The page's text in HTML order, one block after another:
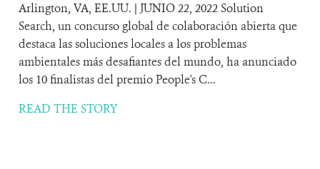
Arlington, VA, EE.UU. | JUNIO 22, 2022 Solution
Search, un concurso global de colaboración abierta que
destaca las soluciones locales a los problemas
ambientales más desafiantes del mundo, ha anunciado
los 10 finalistas del premio People's C...
READ THE STORY